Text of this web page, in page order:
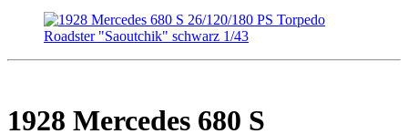
1928 Mercedes 680 S